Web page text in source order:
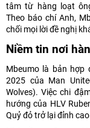
tâm từ hàng loạt
Theo báo chí Anh,
chối mọi lời đề nghị
Niềm tin nơi
Mbeumo là bản hợp
2025 của Man
Wolves). Việc chi
hướng của HLV
Quỷ đỏ trở lại đỉnh